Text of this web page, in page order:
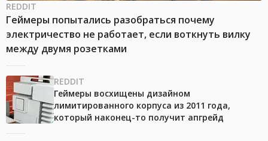
REDDIT
Геймеры попытались разобраться почему
электричество не работает, если воткнуть вилку
между двумя розетками
REDDIT
Геймеры восхищены дизайном
лимитированного корпуса из 2011 года,
который наконец-то получит апгрейд